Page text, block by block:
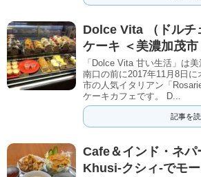
Dolce Vita （ドルチ
ケーキ ＜美濃加茂市
「Dolce Vita 甘い生活」は
南口の前に2017年11月8日
市の人気イタリアン「
ケーキカフェです。 D...
記事を
Cafe＆インド・ネパ
Khusi-クシィ-でモ